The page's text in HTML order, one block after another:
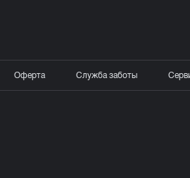
Оферта Служба заботы